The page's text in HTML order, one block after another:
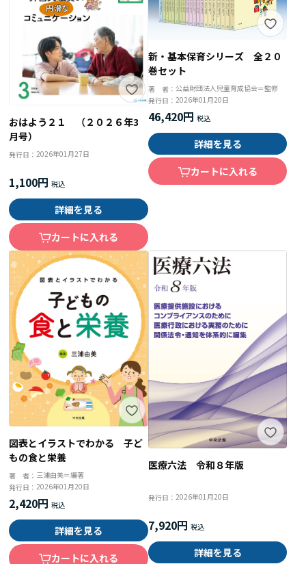
おはよう２１ （２０２６年3
月号）
発行日：2026年01月27日
1,100円
詳細を見る
カートに入れる
新・基本保育シリーズ 全２０
巻セット
著 者： 公益財団法人児童育成協会＝監修
発行日： 2026年01月20日
46,420円
詳細を見る
カートに入れる
図表とイラストでわかる 子ど
もの食と栄養
著 者： 三浦由美＝編著
発行日：2026年01月20日
2,420円
詳細を見る
カートに入れる
医療六法 令和８年版
発行日： 2026年01月20日
7,920円
詳細を見る